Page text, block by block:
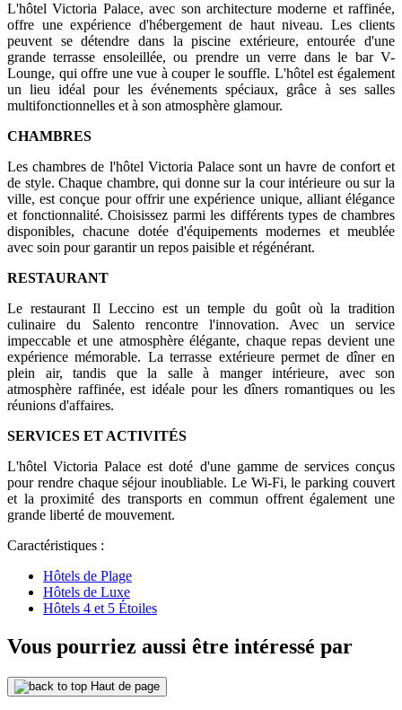
L'hôtel Victoria Palace, avec son architecture moderne et raffinée,
offre une expérience d'hébergement de haut niveau. Les clients
peuvent se détendre dans la piscine extérieure, entourée d'une
grande terrasse ensoleillée, ou prendre un verre dans le bar V-
Lounge, qui offre une vue à couper le souffle. L'hôtel est également
un lieu idéal pour les événements spéciaux, grâce à ses salles
multifonctionnelles et à son atmosphère glamour.
CHAMBRES
Les chambres de l'hôtel Victoria Palace sont un havre de confort et
de style. Chaque chambre, qui donne sur la cour intérieure ou sur la
ville, est conçue pour offrir une expérience unique, alliant élégance
et fonctionnalité. Choisissez parmi les différents types de chambres
disponibles, chacune dotée d'équipements modernes et meublée
avec soin pour garantir un repos paisible et régénérant.
RESTAURANT
Le restaurant Il Leccino est un temple du goût où la tradition
culinaire du Salento rencontre l'innovation. Avec un service
impeccable et une atmosphère élégante, chaque repas devient une
expérience mémorable. La terrasse extérieure permet de dîner en
plein air, tandis que la salle à manger intérieure, avec son
atmosphère raffinée, est idéale pour les dîners romantiques ou les
réunions d'affaires.
SERVICES ET ACTIVITÉS
L'hôtel Victoria Palace est doté d'une gamme de services conçus
pour rendre chaque séjour inoubliable. Le Wi-Fi, le parking couvert
et la proximité des transports en commun offrent également une
grande liberté de mouvement.
Caractéristiques :
Hôtels de Plage
Hôtels de Luxe
Hôtels 4 et 5 Étoiles
Vous pourriez aussi être intéressé par
Haut de page